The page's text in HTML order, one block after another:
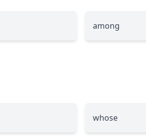
among
whose